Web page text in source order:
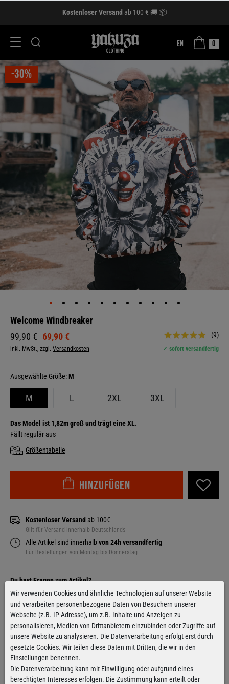
Kostenloser Versand ab 100 € 🚚 📦
EN 0
-30%
Welcome Windbreaker
99,90 € 69,90 €
inkl. MwSt., zzgl. Versandkosten
(9)
✓ sofort versandfertig
Größe:M
M L 2XL 3XL
Das Model ist 1,82m groß und trägt eine XL.
Fällt regulär aus
Größentabelle
Hinzufügen
Kostenloser Versand ab 100€
Gilt für Versand innerhalb Deutschlands
Alle Artikel sind innerhalbvon 24h versandfertig
Für Bestellungen von Montag bis Donnerstag
Kontaktformular
Facebook
Wir verwenden Cookies und ähnliche Technologien auf unserer Website
und verarbeiten personenbezogene Daten von Besuchern unserer
Webseite (z.B. IP-Adresse), um z.B. Inhalte und Anzeigen zu
personalisieren, Medien von Drittanbietern einzubinden oder Zugriffe auf
unsere Website zu analysieren. Die Datenverarbeitung erfolgt erst durch
gesetzte Cookies. Wir teilen diese Daten mit Dritten, die wir in den
Einstellungen benennen.
Die Datenverarbeitung kann mit Einwilligung oder aufgrund eines
berechtigten Interesses erfolgen. Die Zustimmung kann erteilt oder